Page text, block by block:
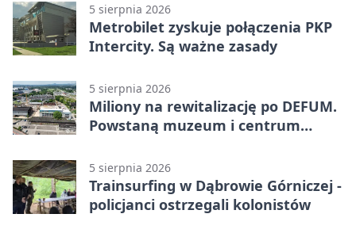
5 sierpnia 2026
Metrobilet zyskuje połączenia PKP
Intercity. Są ważne zasady
5 sierpnia 2026
Miliony na rewitalizację po DEFUM.
Powstaną muzeum i centrum
5 sierpnia 2026
Trainsurfing w Dąbrowie Górniczej -
policjanci ostrzegali kolonistów